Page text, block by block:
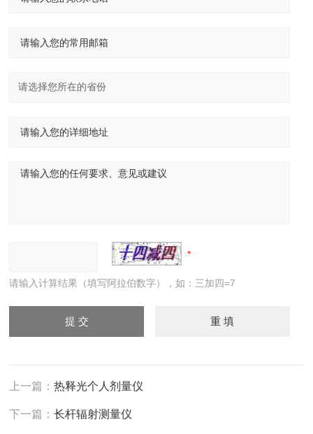
请输入计算结果（填写阿拉伯数字），如：三加四=7
上一篇：热释光个人剂量仪
下一篇：长杆辐射测量仪